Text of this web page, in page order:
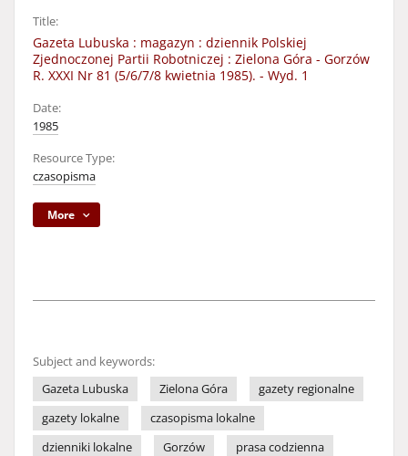
Title:
Gazeta Lubuska : magazyn : dziennik Polskiej
Zjednoczonej Partii Robotniczej : Zielona Góra - Gorzów
R. XXXI Nr 81 (5/6/7/8 kwietnia 1985). - Wyd. 1
Date:
1985
Resource Type:
czasopisma
More
Subject and keywords:
Gazeta Lubuska
Zielona Góra
gazety regionalne
gazety lokalne
czasopisma lokalne
dzienniki lokalne
Gorzów
prasa codzienna